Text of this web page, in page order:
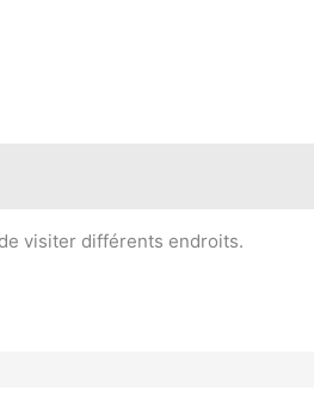
visiter différents endroits.